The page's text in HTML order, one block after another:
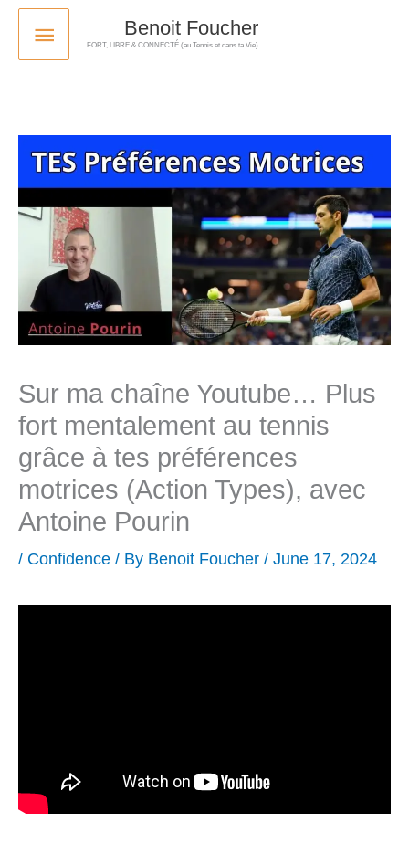
Skip
content
Benoit Foucher
FORT, LIBRE & CONNECTÉ (au Tennis et dans ta Vie)
Main
Menu
Sur ma chaîne Youtube… Plus
fort mentalement au tennis
grâce à tes préférences
motrices (Action Types), avec
Antoine Pourin
/ Confidence / By Benoit Foucher / June 17, 2024